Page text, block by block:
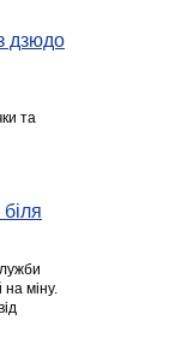
дзюдо
та
на міну.